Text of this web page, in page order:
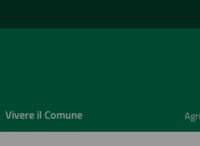
Vivere il Comune